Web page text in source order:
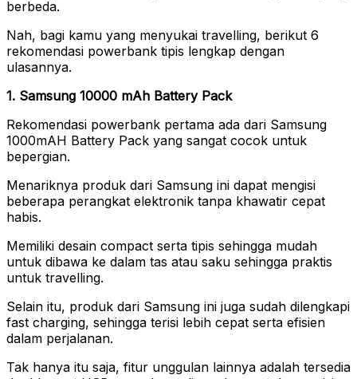
berbeda.
Nah, bagi kamu yang menyukai travelling, berikut 6
rekomendasi powerbank tipis lengkap dengan
ulasannya.
1. Samsung 10000 mAh Battery Pack
Rekomendasi powerbank pertama ada dari Samsung
1000mAH Battery Pack yang sangat cocok untuk
bepergian.
Menariknya produk dari Samsung ini dapat mengisi
beberapa perangkat elektronik tanpa khawatir cepat
habis.
Memiliki desain compact serta tipis sehingga mudah
untuk dibawa ke dalam tas atau saku sehingga praktis
untuk travelling.
Selain itu, produk dari Samsung ini juga sudah dilengkapi
fast charging, sehingga terisi lebih cepat serta efisien
dalam perjalanan.
Tak hanya itu saja, fitur unggulan lainnya adalah tersedia